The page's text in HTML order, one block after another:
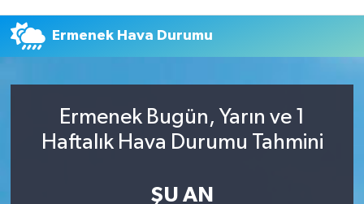
Ermenek Hava Durumu
Ermenek Bugün, Yarın ve 1
Haftalık Hava Durumu Tahmini
ŞU AN
İSTANBUL
SPOR
Trafik Durumu
Tüm Manşetler